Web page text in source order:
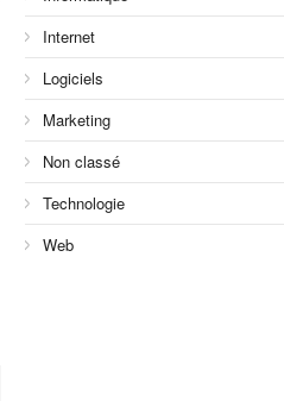
Internet
Logiciels
Marketing
Non classé
Technologie
Web